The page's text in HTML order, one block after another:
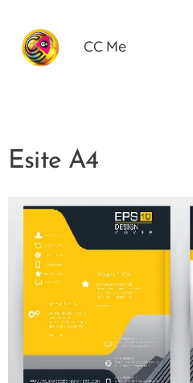
CC Me
Esite A4